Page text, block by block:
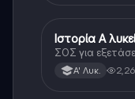
Ιστορία
Ιστορία Α
ΣΟΣ για
Α' Λυκ.